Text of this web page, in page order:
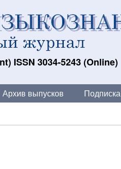
ISSN 3034-5243 (Online)
Архив выпусков Подписка